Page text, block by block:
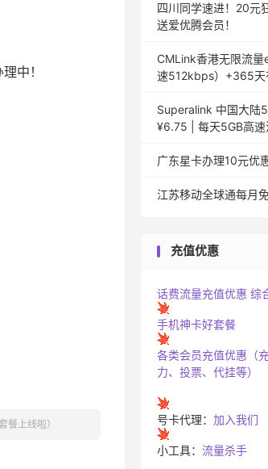
中！
上线啦）
四川同学速进！20元
送爱优腾会员！
CMLink香港无限流量
速512kbps）+365天
Superalink 中国大陆
¥6.75 | 每天5GB高
广东星卡办理10元优
江苏移动全球通每月
充值优惠
话费流量充值优惠 综
手机神卡好套餐
各类会员充值优惠（
力、投票、代挂等）
号卡代理： 加入我们
小工具： 流量杀手